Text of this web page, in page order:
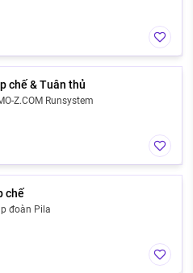
chế & Tuân thủ
Z.COM Runsystem
chế
đoàn Pila